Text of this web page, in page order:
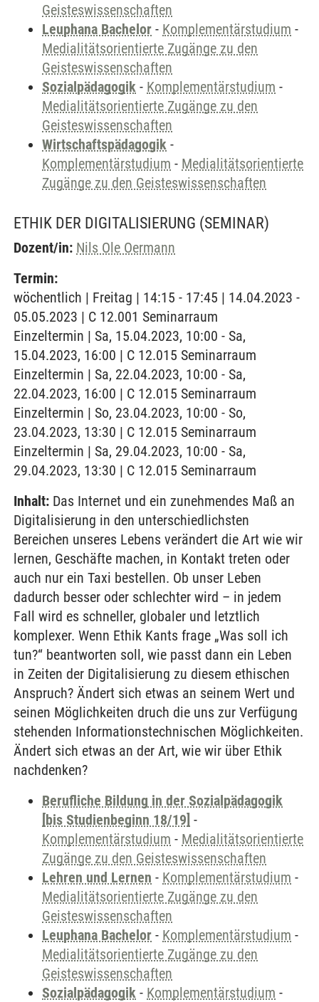
Geisteswissenschaften
Leuphana Bachelor - Komplementärstudium -
Medialitätsorientierte Zugänge zu den
Geisteswissenschaften
Sozialpädagogik - Komplementärstudium -
Medialitätsorientierte Zugänge zu den
Geisteswissenschaften
Wirtschaftspädagogik -
Komplementärstudium - Medialitätsorientierte
Zugänge zu den Geisteswissenschaften
ETHIK DER DIGITALISIERUNG (SEMINAR)
Dozent/in: Nils Ole Oermann
Termin:
wöchentlich | Freitag | 14:15 - 17:45 | 14.04.2023 -
05.05.2023 | C 12.001 Seminarraum
Einzeltermin | Sa, 15.04.2023, 10:00 - Sa,
15.04.2023, 16:00 | C 12.015 Seminarraum
Einzeltermin | Sa, 22.04.2023, 10:00 - Sa,
22.04.2023, 16:00 | C 12.015 Seminarraum
Einzeltermin | So, 23.04.2023, 10:00 - So,
23.04.2023, 13:30 | C 12.015 Seminarraum
Einzeltermin | Sa, 29.04.2023, 10:00 - Sa,
29.04.2023, 13:30 | C 12.015 Seminarraum
Inhalt: Das Internet und ein zunehmendes Maß an
Digitalisierung in den unterschiedlichsten
Bereichen unseres Lebens verändert die Art wie wir
lernen, Geschäfte machen, in Kontakt treten oder
auch nur ein Taxi bestellen. Ob unser Leben
dadurch besser oder schlechter wird – in jedem
Fall wird es schneller, globaler und letztlich
komplexer. Wenn Ethik Kants frage „Was soll ich
tun?“ beantworten soll, wie passt dann ein Leben
in Zeiten der Digitalisierung zu diesem ethischen
Anspruch? Ändert sich etwas an seinem Wert und
seinen Möglichkeiten druch die uns zur Verfügung
stehenden Informationstechnischen Möglichkeiten.
Ändert sich etwas an der Art, wie wir über Ethik
nachdenken?
Berufliche Bildung in der Sozialpädagogik
[bis Studienbeginn 18/19] -
Komplementärstudium - Medialitätsorientierte
Zugänge zu den Geisteswissenschaften
Lehren und Lernen - Komplementärstudium -
Medialitätsorientierte Zugänge zu den
Geisteswissenschaften
Leuphana Bachelor - Komplementärstudium -
Medialitätsorientierte Zugänge zu den
Geisteswissenschaften
Sozialpädagogik - Komplementärstudium -